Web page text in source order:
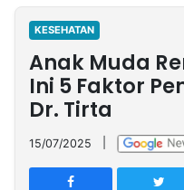
Nasional
International
Olahraga
Entertainment
Daerah
Pariwisata
Kuliner
Kolom
Network
PT
KESEHATAN
Anak Muda
Ini 5 Faktor
Dr. Tirta
15/07/2025